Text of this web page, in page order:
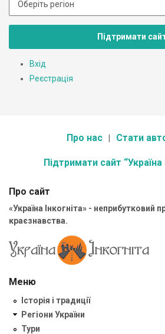
Підтримати
Вхід
Реєстрація
Про нас Стати
Підтримати сайт “Україна
Про сайт
«Україна Інкогніта» - неприбутковий
краєзнавства.
Меню
Історія і традиції
Регіони України
Тури